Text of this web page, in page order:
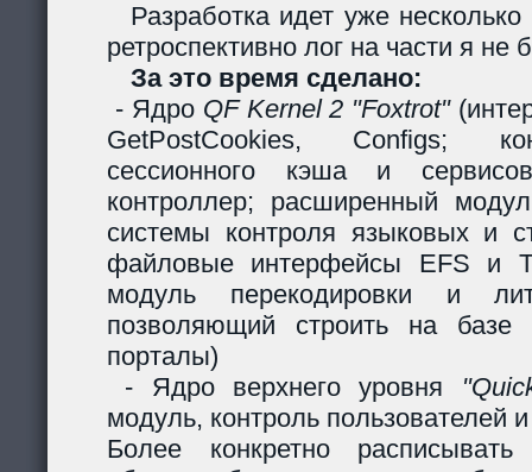
Разработка идет уже
ретроспективно лог на части я не
За это время сделано:
- Ядро QF Kernel 2 "Foxtrot"
GetPostCookies, Configs;
сессионного кэша и
контроллер; расширенный
системы контроля языковых и
файловые интерфейсы EFS и
модуль перекодировки и
позволяющий строить на базе
порталы)
- Ядро верхнего уровня
модуль, контроль пользователей и
Более конкретно